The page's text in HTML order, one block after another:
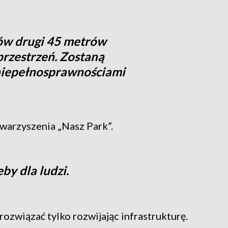
drugi 45 metrów
Zostaną
„Nasz Park”.
dla ludzi.
tylko rozwijając infrastrukturę.